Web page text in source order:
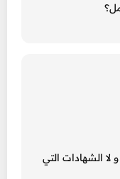
لا الشهادات التي